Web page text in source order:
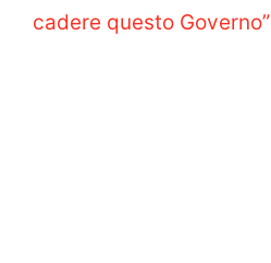
cadere questo Governo”